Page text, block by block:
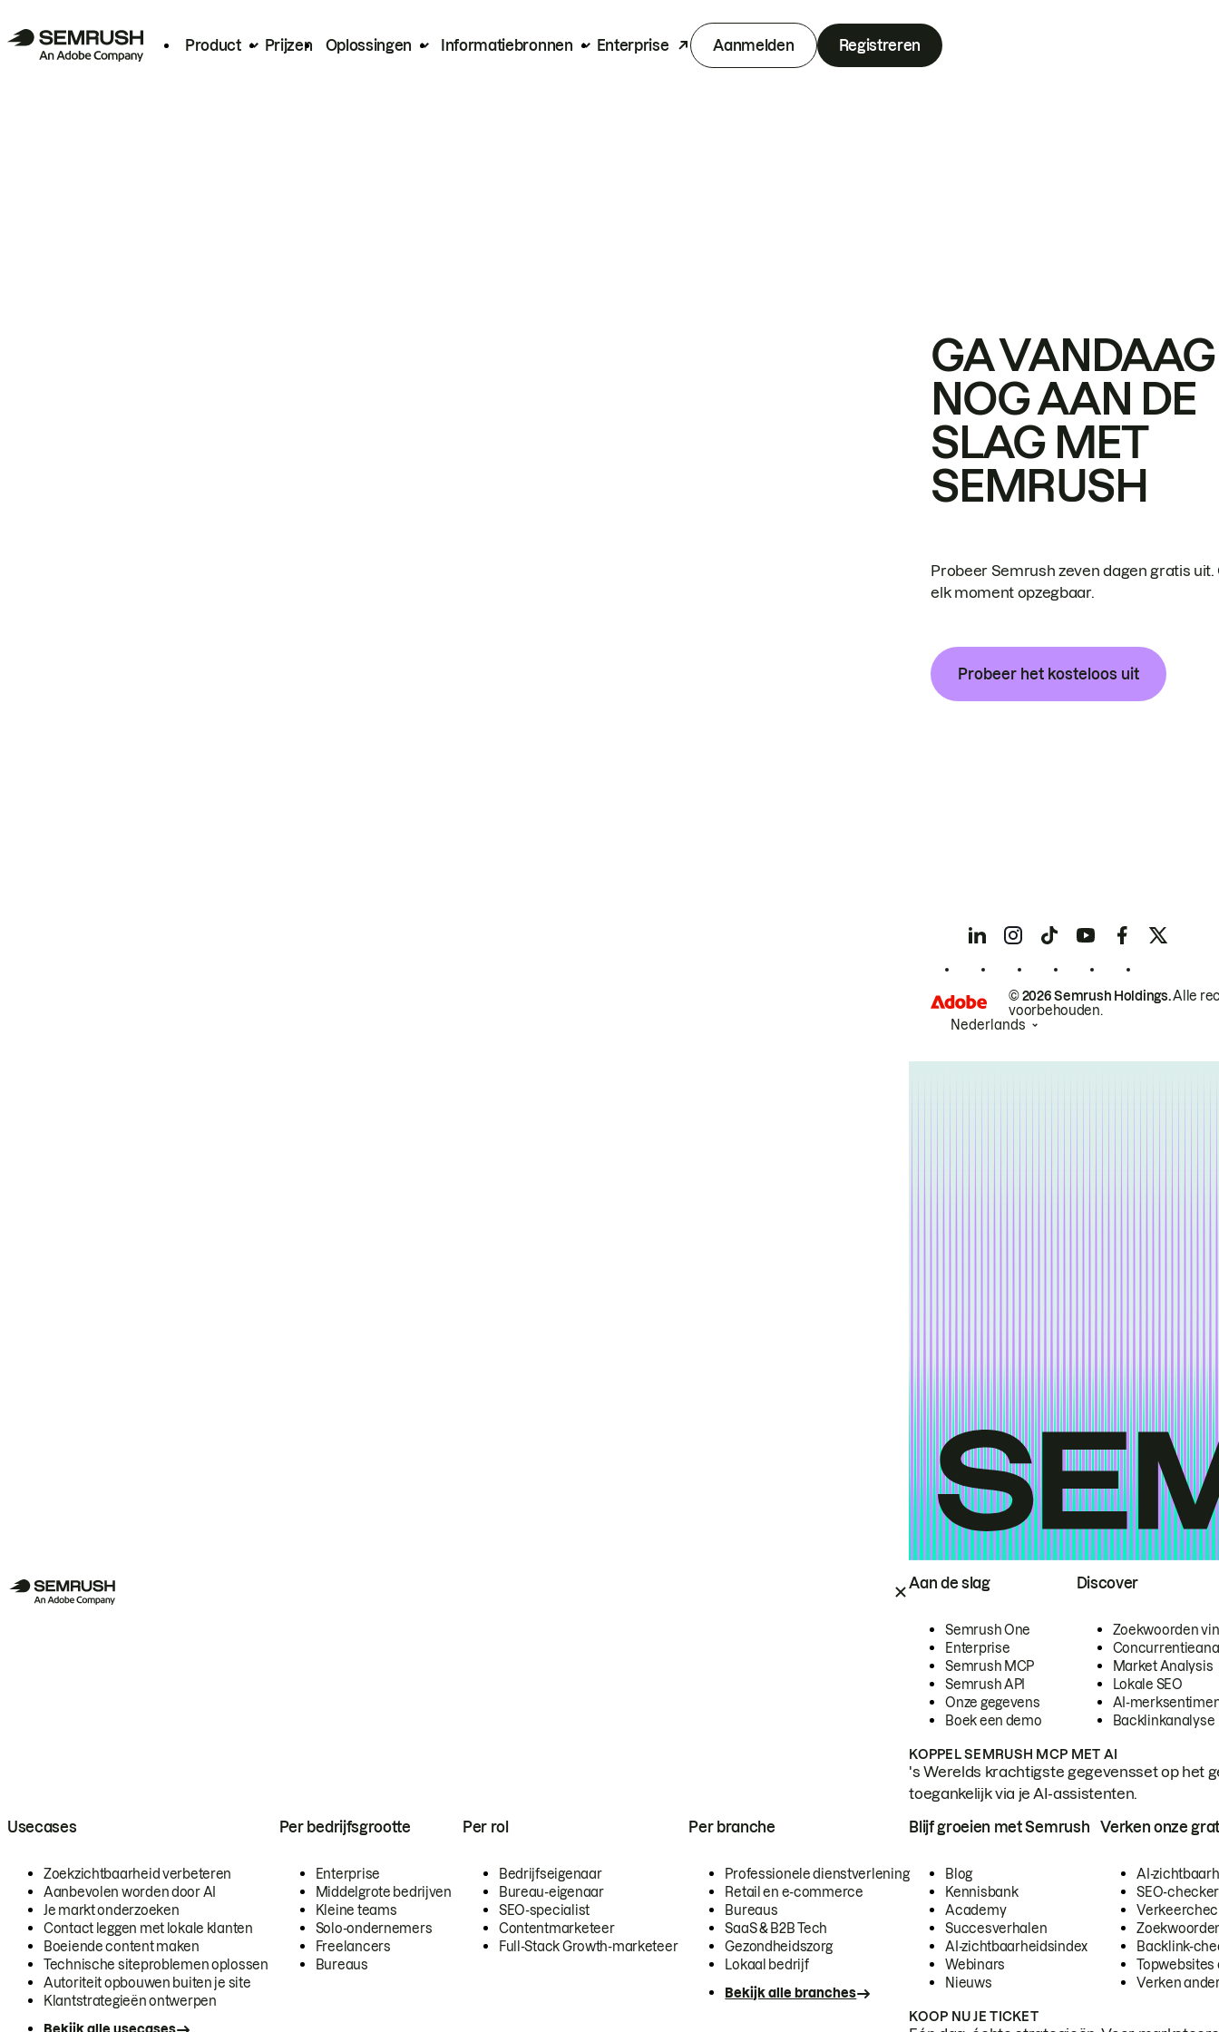
Product Prijzen Oplossingen Informatiebronnen Enterprise Aanmelden Registreren
Aan de slag
Semrush One
Enterprise
Semrush MCP
Semrush API
Onze gegevens
Boek een demo
Discover
Zoekwoorden
Market Analysis
Lokale SEO
AI-
Backlinkanalyse
KOPPEL SEMRUSH MCP MET AI
's Werelds krachtigste gegevensset op het
toegankelijk via je AI-assistenten.
Usecases
Zoekzichtbaarheid verbeteren
Aanbevolen worden door AI
Je markt onderzoeken
Contact leggen met lokale klanten
Boeiende content maken
Technische siteproblemen oplossen
Autoriteit opbouwen buiten je site
Klantstrategieën ontwerpen
Per bedrijfsgrootte
Enterprise
Middelgrote bedrijven
Kleine teams
Solo-ondernemers
Freelancers
Bureaus
Per rol
Bedrijfseigenaar
Bureau-eigenaar
SEO-specialist
Contentmarketeer
Full-Stack Growth-marketeer
Per branche
Professionele dienstverlening
Retail en e-commerce
Bureaus
SaaS & B2B Tech
Gezondheidszorg
Lokaal bedrijf
Bekijk alle branches
Blijf groeien met Semrush
Blog
Kennisbank
Academy
Succesverhalen
AI-zichtbaarheidsindex
Webinars
Nieuws
Verken onze
AI-
SEO-checker
Backlink-
Topwebsites
Verken
KOOP NU JE TICKET
GA VANDAAG
NOG AAN DE
SLAG MET
SEMRUSH
Probeer Semrush zeven dagen gratis uit.
elk moment opzegbaar.
Probeer het kosteloos uit
© 2026 Semrush Holdings.Alle
voorbehouden.
Nederlands